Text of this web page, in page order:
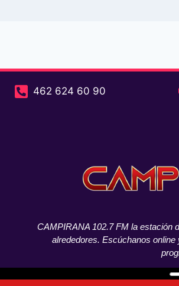
462 624 60 90
CAMPIRANA 102.7 FM la estación
alrededores. Escúchanos